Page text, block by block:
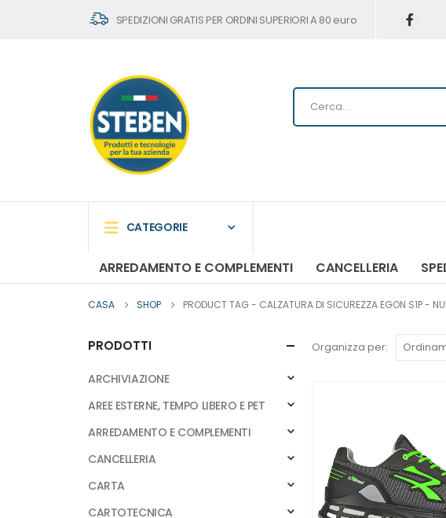
SPEDIZIONI GRATIS PER ORDINI SUPERIORI A 80 euro
CATEGORIE
ARREDAMENTO E COMPLEMENTI CANCELLERIA
CASA SHOP PRODUCT TAG - CALZATURA DI SICUREZZA EGON S1P -
Organizza per:
PRODOTTI
ARCHIVIAZIONE
AREE ESTERNE, TEMPO LIBERO E PET
ARREDAMENTO E COMPLEMENTI
CANCELLERIA
CARTA
CARTOTECNICA